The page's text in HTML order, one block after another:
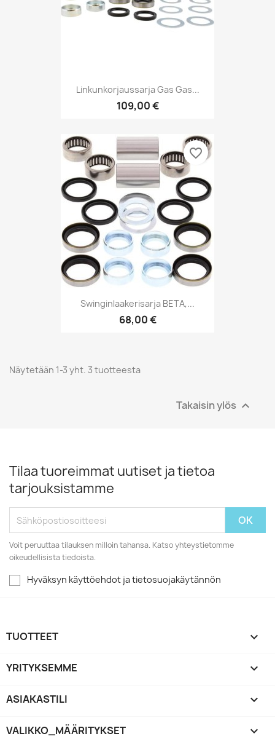
Linkunkorjaussarja Gas Gas...
109,00 €
Swinginlaakerisarja BETA,...
68,00 €
favorite_border
Näytetään 1-3 yht. 3 tuotteesta
Takaisin ylös 
Tilaa tuoreimmat uutiset ja tietoa
tarjouksistamme
Voit peruuttaa tilauksen milloin tahansa. Katso yhteystietomme
oikeudellisista tiedoista.
Hyväksyn käyttöehdot ja tietosuojakäytännön
TUOTTEET 
YRITYKSEMME 
ASIAKASTILI 
VALIKKO_MÄÄRITYKSET keyboard_arrow_down